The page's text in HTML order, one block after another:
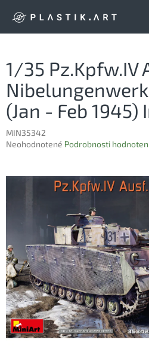
1/35 Pz.Kpfw.IV
(Jan - Feb
MIN35342
Priemerné
je
hviezdičiek.
Neohodnotené Podrobnosti